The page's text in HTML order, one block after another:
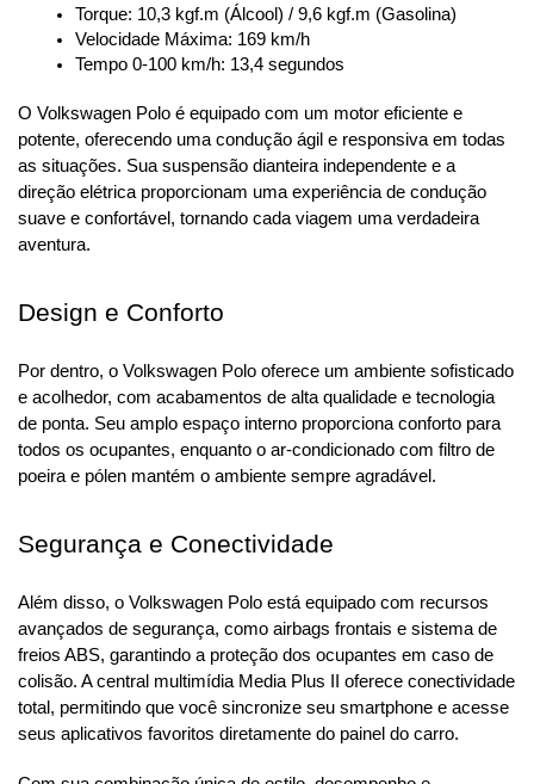
Torque: 10,3 kgf.m (Álcool) / 9,6 kgf.m (Gasolina)
Velocidade Máxima: 169 km/h
Tempo 0-100 km/h: 13,4 segundos
O Volkswagen Polo é equipado com um motor eficiente e
potente, oferecendo uma condução ágil e responsiva em todas
as situações. Sua suspensão dianteira independente e a
direção elétrica proporcionam uma experiência de condução
suave e confortável, tornando cada viagem uma verdadeira
aventura.
Design e Conforto
Por dentro, o Volkswagen Polo oferece um ambiente sofisticado
e acolhedor, com acabamentos de alta qualidade e tecnologia
de ponta. Seu amplo espaço interno proporciona conforto para
todos os ocupantes, enquanto o ar-condicionado com filtro de
poeira e pólen mantém o ambiente sempre agradável.
Segurança e Conectividade
Além disso, o Volkswagen Polo está equipado com recursos
avançados de segurança, como airbags frontais e sistema de
freios ABS, garantindo a proteção dos ocupantes em caso de
colisão. A central multimídia Media Plus II oferece conectividade
total, permitindo que você sincronize seu smartphone e acesse
seus aplicativos favoritos diretamente do painel do carro.